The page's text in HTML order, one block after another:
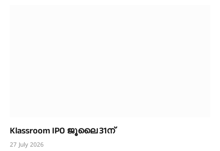
Klassroom IPO ജൂലൈ 31ന്
27 July 2026